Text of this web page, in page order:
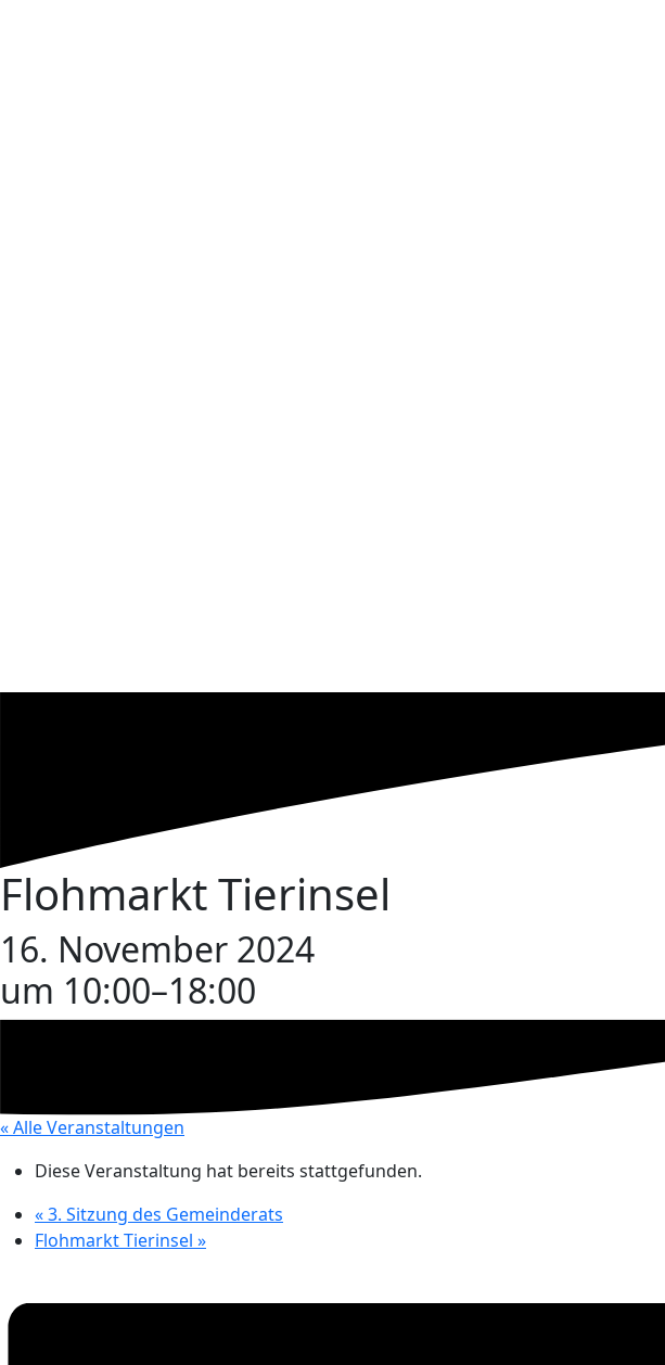
Flohmarkt Tierinsel
16. November 2024
um 10:00–18:00
« Alle Veranstaltungen
Diese Veranstaltung hat bereits stattgefunden.
«3. Sitzung des Gemeinderats
Flohmarkt Tierinsel »